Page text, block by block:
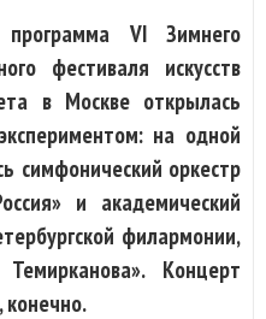
программа VI Зимнего
фестиваля искусств
в Москве открылась
на одной
симфонический оркестр
и академический
филармонии,
Концерт